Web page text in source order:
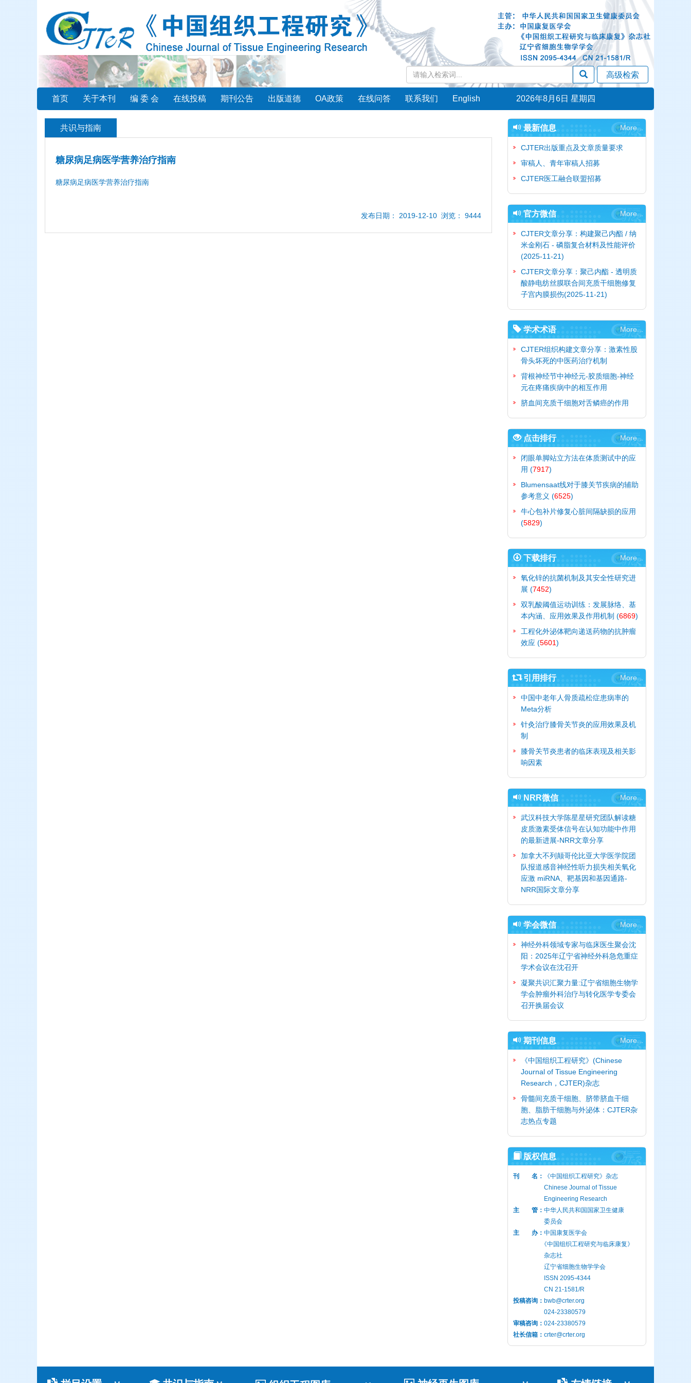
首页 关于本刊 编 委 会 在线投稿 期刊公告 出版道德 OA政策 在线问答 联系我们 English 2026年8月6日 星期四
共识与指南
糖尿病足病医学营养治疗指南
糖尿病足病医学营养治疗指南
发布日期： 2019-12-10 浏览： 9444
最新信息 More...
CJTER出版重点及文章质量要求
审稿人、青年审稿人招募
CJTER医工融合联盟招募
官方微信 More...
CJTER文章分享：构建聚己内酯 / 纳
米金刚石 - 磷脂复合材料及性能评价
(2025-11-21)
CJTER文章分享：聚己内酯 - 透明质
酸静电纺丝膜联合间充质干细胞修复
子宫内膜损伤(2025-11-21)
学术术语 More...
CJTER组织构建文章分享：激素性股
骨头坏死的中医药治疗机制
背根神经节中神经元-胶质细胞-神经
元在疼痛疾病中的相互作用
脐血间充质干细胞对舌鳞癌的作用
点击排行 More...
闭眼单脚站立方法在体质测试中的应
用 (7917)
Blumensaat线对于膝关节疾病的辅助
参考意义 (6525)
牛心包补片修复心脏间隔缺损的应用
(5829)
下载排行 More...
氧化锌的抗菌机制及其安全性研究进
展 (7452)
双乳酸阈值运动训练：发展脉络、基
本内涵、应用效果及作用机制 (6869)
工程化外泌体靶向递送药物的抗肿瘤
效应 (5601)
引用排行 More...
中国中老年人骨质疏松症患病率的
Meta分析
针灸治疗膝骨关节炎的应用效果及机
制
膝骨关节炎患者的临床表现及相关影
响因素
NRR微信 More...
武汉科技大学陈星星研究团队解读糖
皮质激素受体信号在认知功能中作用
的最新进展-NRR文章分享
加拿大不列颠哥伦比亚大学医学院团
队报道感音神经性听力损失相关氧化
应激 miRNA、靶基因和基因通路-
NRR国际文章分享
学会微信 More...
神经外科领域专家与临床医生聚会沈
阳：2025年辽宁省神经外科急危重症
学术会议在沈召开
凝聚共识汇聚力量:辽宁省细胞生物学
学会肿瘤外科治疗与转化医学专委会
召开换届会议
期刊信息 More...
《中国组织工程研究》(Chinese
Journal of Tissue Engineering
Research，CJTER)杂志
骨髓间充质干细胞、脐带脐血干细
胞、脂肪干细胞与外泌体：CJTER杂
志热点专题
版权信息
刊 名：
《中国组织工程研究》杂志
Chinese Journal of Tissue
Engineering Research
主 管： 中华人民共和国国家卫生健康
委员会
主 办： 中国康复医学会
《中国组织工程研究与临床康复》
杂志社
辽宁省细胞生物学学会
ISSN 2095-4344
CN 21-1581/R
投稿咨询： bwb@crter.org
024-23380579
审稿咨询： 024-23380579
社长信箱： crter@crter.org